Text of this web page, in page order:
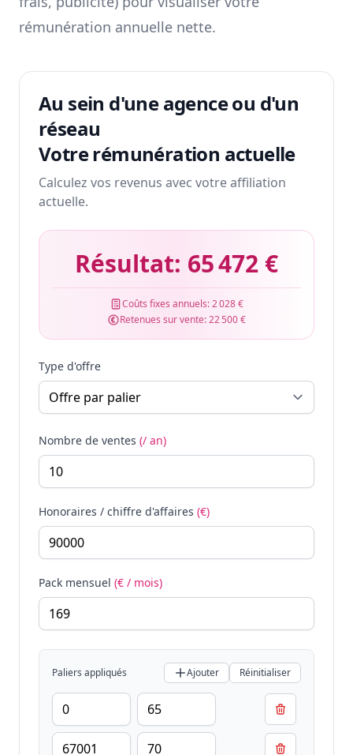
rémunération annuelle nette.
Au sein d'une agence ou d'un
réseau
Votre rémunération actuelle
Calculez vos revenus avec votre affiliation
actuelle.
Résultat: 65 472 €
Coûts fixes annuels:2 028 €
Retenues sur vente:22 500 €
Type d'offre
Nombre de ventes (/ an)
Honoraires / chiffre d'affaires (€)
Pack mensuel (€ / mois)
Paliers appliqués Ajouter Réinitialiser